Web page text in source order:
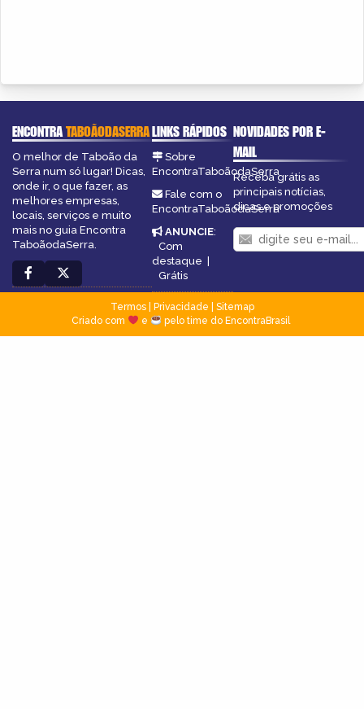
ENCONTRATABOÃODASERRA
O melhor de Taboão da
Serra num só lugar! Dicas,
onde ir, o que fazer, as
melhores empresas,
locais, serviços e muito
mais no guia Encontra
TaboãodaSerra.
LINKS RÁPIDOS
Sobre
EncontraTaboãodaSerra
Fale com o
EncontraTaboãodaSerra
ANUNCIE:
Com
destaque
Grátis
NOVIDADES POR E-
MAIL
Receba grátis as
principais notícias,
dicas e promoções
Termos| Privacidade
Sitemap
Criado com
e pelo time do EncontraBrasil